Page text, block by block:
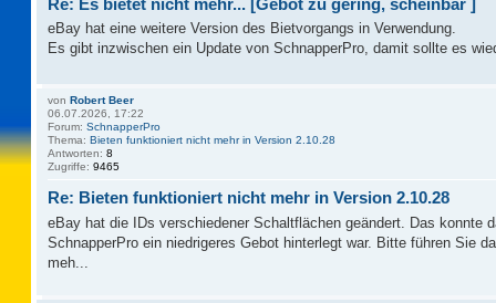
eBay hat eine weitere Version des Bietvorgangs in Verwendung.
Es gibt inzwischen ein Update von SchnapperPro, damit sollte es
von Robert Beer
06.07.2026, 17:22
Forum: SchnapperPro
Thema: Bieten funktioniert nicht mehr in Version 2.10.28
Antworten: 8
Zugriffe: 9465
Re: Bieten funktioniert nicht mehr in Version 2.10.28
eBay hat die IDs verschiedener Schaltflächen geändert. Das konnte
SchnapperPro ein niedrigeres Gebot hinterlegt war. Bitte führen Sie
meh...